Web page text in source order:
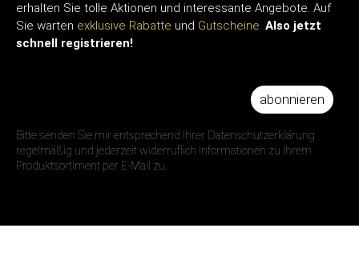
erhalten Sie tolle Aktionen und interessante Angebote. Auf
Sie warten exklusive Rabatte und Gutscheine. Also jetzt
schnell registrieren!
abonnieren
Bitte senden Sie mir entsprechend Ihrer Datenschutzerklärung
regelmäßig und jederzeit widerruflich Informationen zu Ihrem
Produktsortiment per E-Mail zu.